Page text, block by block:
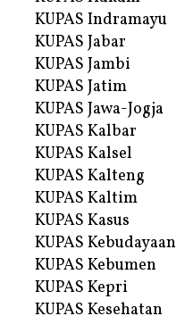
KUPAS Indramayu
KUPAS Jabar
KUPAS Jambi
KUPAS Jatim
KUPAS Jawa-Jogja
KUPAS Kalbar
KUPAS Kalsel
KUPAS Kalteng
KUPAS Kaltim
KUPAS Kasus
KUPAS Kebudayaan
KUPAS Kebumen
KUPAS Kepri
KUPAS Kesehatan